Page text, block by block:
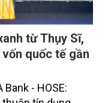
từ Thụy Sĩ,
quốc tế gần